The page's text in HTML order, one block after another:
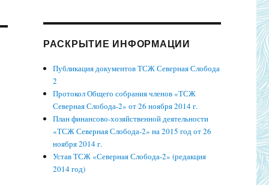
РАСКРЫТИЕ ИНФОРМАЦИИ
Публикация документов ТСЖ Северная Слобода
2
Протокол Общего собрания членов «ТСЖ
Северная Слобода-2» от 26 ноября 2014 г.
План финансово-хозяйственной деятельности
«ТСЖ Северная Слобода-2» на 2015 год от 26
ноября 2014 г.
Устав ТСЖ «Северная Слобода-2» (редакция
2014 год)